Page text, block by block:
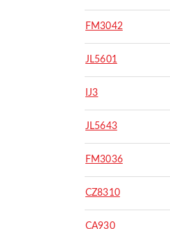
FM3042
JL5601
IJ3
JL5643
FM3036
CZ8310
CA930